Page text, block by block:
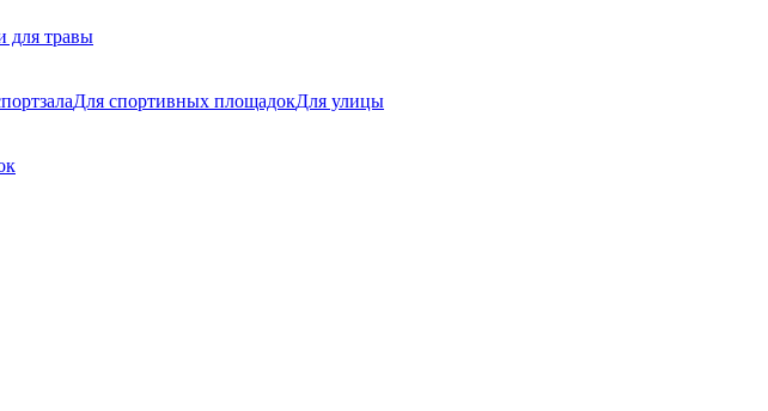
для травы
Для спортивных площадокДля улицы